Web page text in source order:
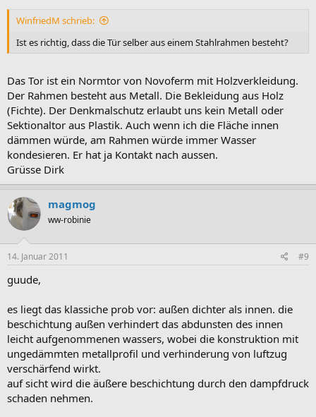
WinfriedM schrieb:
Ist es richtig, dass die Tür selber aus einem Stahlrahmen besteht?
Das Tor ist ein Normtor von Novoferm mit Holzverkleidung.
Der Rahmen besteht aus Metall. Die Bekleidung aus Holz
(Fichte). Der Denkmalschutz erlaubt uns kein Metall oder
Sektionaltor aus Plastik. Auch wenn ich die Fläche innen
dämmen würde, am Rahmen würde immer Wasser
kondesieren. Er hat ja Kontakt nach aussen.
Grüsse Dirk
magmog
ww-robinie
14. Januar 2011 #9
guude,
es liegt das klassiche prob vor: außen dichter als innen. die
beschichtung außen verhindert das abdunsten des innen
leicht aufgenommenen wassers, wobei die konstruktion mit
ungedämmten metallprofil und verhinderung von luftzug
verschärfend wirkt.
auf sicht wird die äußere beschichtung durch den dampfdruck
schaden nehmen.